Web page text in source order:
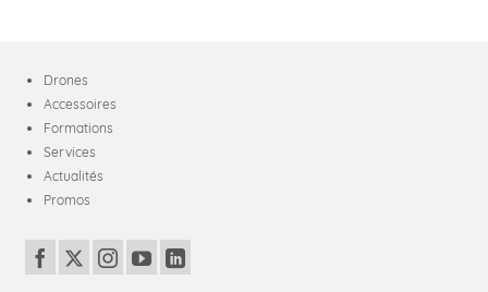
Drones
Accessoires
Formations
Services
Actualités
Promos